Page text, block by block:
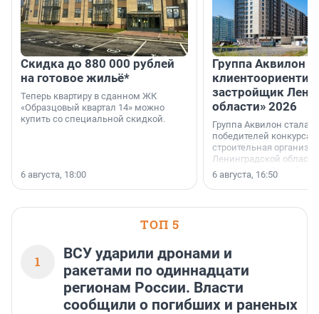
Скидка до 880 000 рублей
на готовое жильё*
Теперь квартиру в сданном ЖК
«Образцовый квартал 14» можно
купить со специальной скидкой.
6 августа, 18:00
Группа Аквилон
застройщик
области» 2026
Группа Аквилон стала
победителей конкурса
строительная
Ленинградской области
номинации «Самый
застройщик
6 августа, 16:50
ТОП 5
1
ВСУ ударили дронами и
ракетами по одиннадцати
регионам России. Власти
сообщили о погибших и раненых